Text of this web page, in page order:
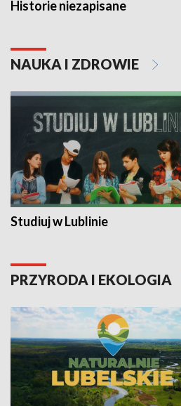
Historie niezapisane
NAUKA I ZDROWIE
Studiuj w Lublinie
PRZYRODA I EKOLOGIA